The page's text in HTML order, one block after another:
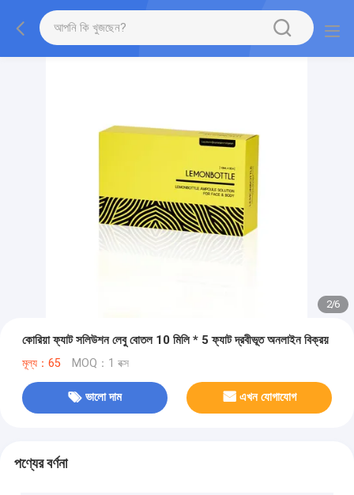
2/6
কোরিয়া ফ্যাট সলিউশন লেবু বোতল 10 মিলি * 5 ফ্যাট দ্রবীভূত অনলাইন বিক্রয়
মূল্য：65 MOQ：1 বক্স
ভালো দাম এখন যোগাযোগ
পণ্যের বর্ণনা